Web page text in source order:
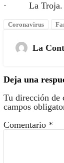
· La Troja.
Coronavirus
La
Deja una
Tu dirección de
campos
Comentario *